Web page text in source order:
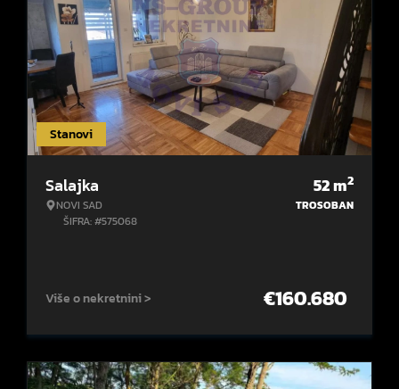
Stanovi
Salajka
NOVI SAD
ŠIFRA: #575068
52m2
TROSOBAN
Više o nekretnini > €160.680